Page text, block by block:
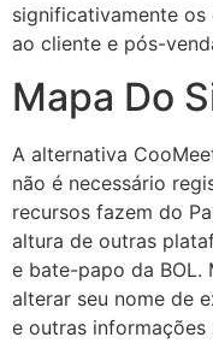
significativamente os
ao cliente e pós-
Mapa Do
A alternativa
não é necessário
recursos fazem do
altura de outras
e bate-papo da BOL.
alterar seu nome de
e outras